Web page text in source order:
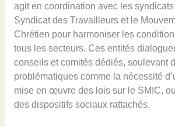
agit en coordination avec les
Syndicat des Travailleurs et le
Chrétien pour harmoniser les
tous les secteurs. Ces entités
conseils et comités dédiés, soulevant
problématiques comme la nécessité
mise en œuvre des lois sur le SMIC,
des dispositifs sociaux rattachés.